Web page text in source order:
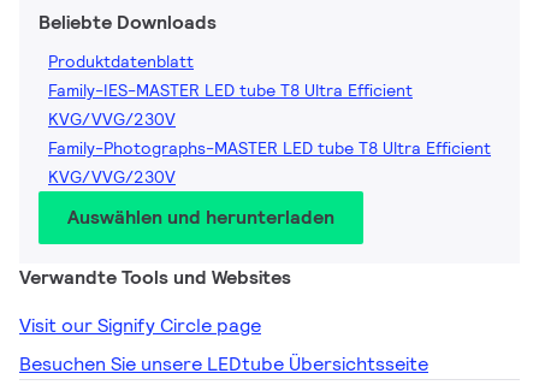
Beliebte Downloads
Produktdatenblatt
Family-IES-MASTER LED tube T8 Ultra Efficient
KVG/VVG/230V
Family-Photographs-MASTER LED tube T8 Ultra Efficient
KVG/VVG/230V
Auswählen und herunterladen
Verwandte Tools und Websites
Visit our Signify Circle page
Besuchen Sie unsere LEDtube Übersichtsseite